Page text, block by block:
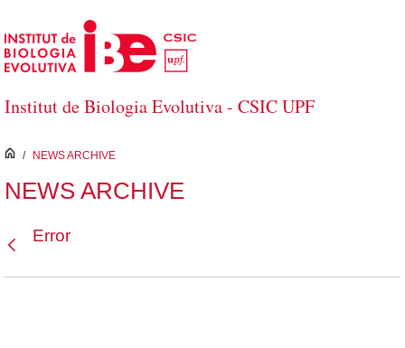
Salta al contingut principal
Institut de Biologia Evolutiva - CSIC UPF
inici
/ NEWS ARCHIVE
NEWS ARCHIVE
Error